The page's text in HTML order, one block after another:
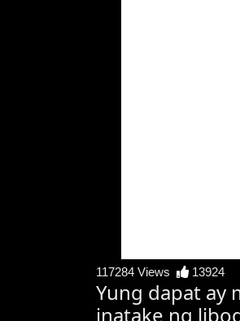
117284 Views 13924
Yung dapat ay
inatake ng